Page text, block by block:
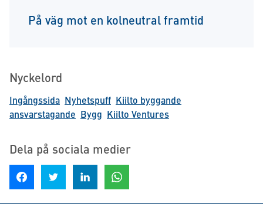
På väg mot en kolneutral framtid
Nyckelord
Ingångssida Nyhetspuff Kiilto byggande
ansvarstagande Bygg Kiilto Ventures
Dela på sociala medier
Dela på Facebook Dela på Twitter Dela på LinkedIn